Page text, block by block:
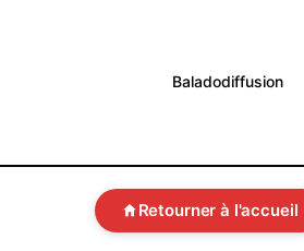
Baladodiffusion
Retourner à l'accueil